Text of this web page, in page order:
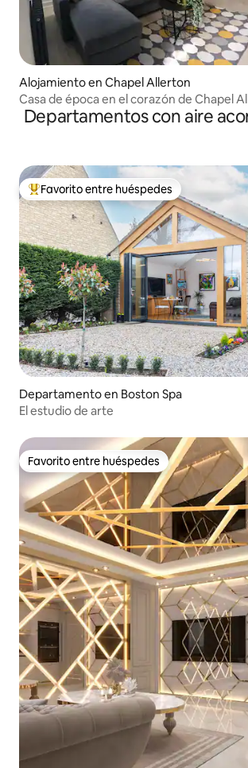
Alojamiento en Chapel Allerton
Casa de época en el corazón de Chapel
Departamentos con aire
Favorito entre los huéspedes más
Favorito entre huéspedes
Departamento en Boston Spa
El estudio de arte
Favorito entre huéspedes
Favorito entre huéspedes